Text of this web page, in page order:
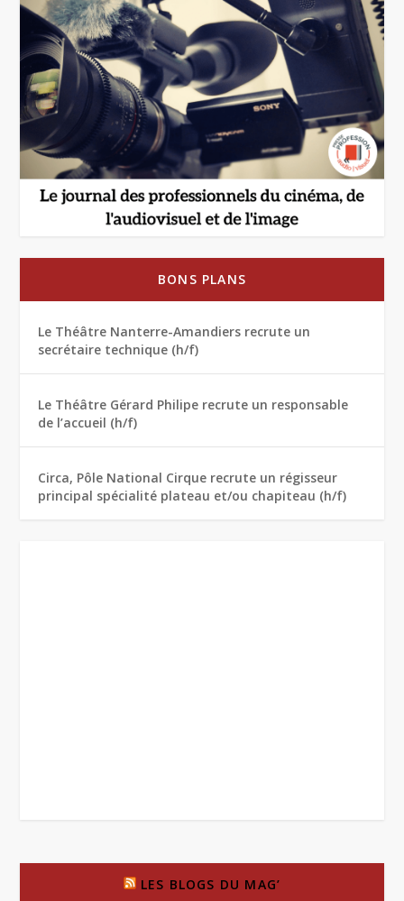
BONS PLANS
Le Théâtre Nanterre-Amandiers recrute un
secrétaire technique (h/f)
Le Théâtre Gérard Philipe recrute un responsable
de l’accueil (h/f)
Circa, Pôle National Cirque recrute un régisseur
principal spécialité plateau et/ou chapiteau (h/f)
LES BLOGS DU MAG’